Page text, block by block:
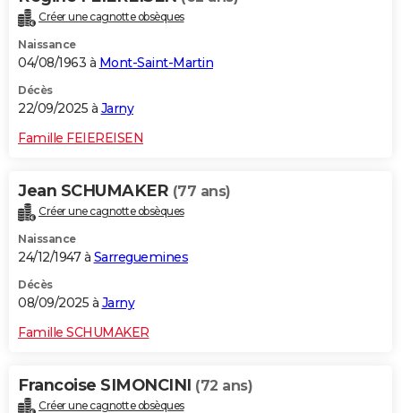
Créer une cagnotte obsèques
Naissance
04/08/1963 à Mont-Saint-Martin
Décès
22/09/2025 à Jarny
Famille FEIEREISEN
Jean SCHUMAKER (77 ans)
Créer une cagnotte obsèques
Naissance
24/12/1947 à Sarreguemines
Décès
08/09/2025 à Jarny
Famille SCHUMAKER
Francoise SIMONCINI (72 ans)
Créer une cagnotte obsèques